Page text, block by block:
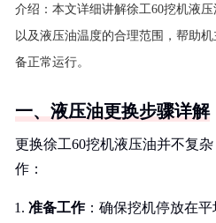
介绍： 本文详细讲解徐工60挖机液
以及液压油温度的合理范围，帮助
备正常运行。
一、液压油更换步骤详解
更换徐工60挖机液压油并不复
作：
准备工作：确保挖机停放在